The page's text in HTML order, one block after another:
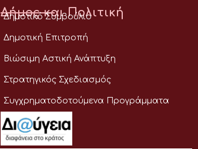
Δήμος και Πολιτική
Δημοτικό Συμβούλιο
Δημοτική Επιτροπή
Βιώσιμη Αστική Ανάπτυξη
Στρατηγικός Σχεδιασμός
Συγχρηματοδοτούμενα Προγράμματα